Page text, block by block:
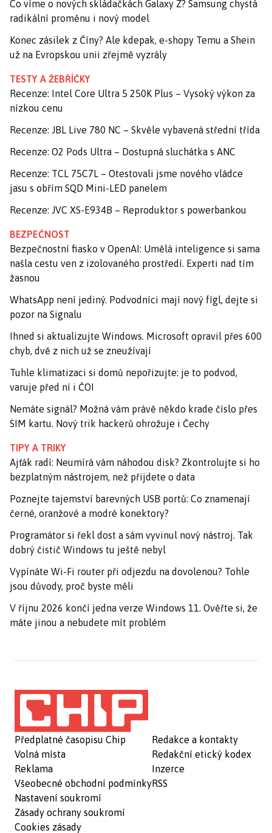
Co víme o nových skládačkách Galaxy Z? Samsung chystá
radikální proměnu i nový model
Konec zásilek z Číny? Ale kdepak, e-shopy Temu a Shein
už na Evropskou unii zřejmě vyzrály
TESTY A ŽEBŘÍČKY
Recenze: Intel Core Ultra 5 250K Plus – Vysoký výkon za
nízkou cenu
Recenze: JBL Live 780 NC – Skvěle vybavená střední třída
Recenze: O2 Pods Ultra – Dostupná sluchátka s ANC
Recenze: TCL 75C7L – Otestovali jsme nového vládce
jasu s obřím SQD Mini-LED panelem
Recenze: JVC XS-E934B – Reproduktor s powerbankou
BEZPEČNOST
Bezpečnostní fiasko v OpenAI: Umělá inteligence si sama
našla cestu ven z izolovaného prostředí. Experti nad tím
žasnou
WhatsApp není jediný. Podvodníci mají nový fígl, dejte si
pozor na Signalu
Ihned si aktualizujte Windows. Microsoft opravil přes 600
chyb, dvě z nich už se zneužívají
Tuhle klimatizaci si domů nepořizujte: je to podvod,
varuje před ní i ČOI
Nemáte signál? Možná vám právě někdo krade číslo přes
SIM kartu. Nový trik hackerů ohrožuje i Čechy
TIPY A TRIKY
Ajťák radí: Neumírá vám náhodou disk? Zkontrolujte si ho
bezplatným nástrojem, než přijdete o data
Poznejte tajemství barevných USB portů: Co znamenají
černé, oranžové a modré konektory?
Programátor si řekl dost a sám vyvinul nový nástroj. Tak
dobrý čistič Windows tu ještě nebyl
Vypínáte Wi-Fi router při odjezdu na dovolenou? Tohle
jsou důvody, proč byste měli
V říjnu 2026 končí jedna verze Windows 11. Ověřte si, že
máte jinou a nebudete mít problém
Předplatné časopisu Chip
Volná místa
Reklama
Všeobecné obchodní podmínky
Nastavení soukromí
Zásady ochrany soukromí
Cookies zásady
Redakce a kontakty
Redakční etický kodex
Inzerce
RSS